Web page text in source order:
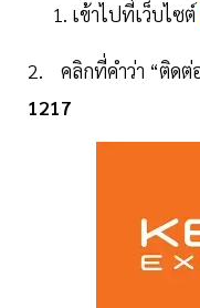
เข้าไปที่เว็บไซต์
2. คลิกที่คำว่า “ติดต่
1217